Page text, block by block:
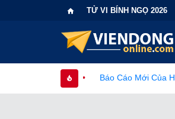
TỬ VI BÍNH NGỌ 2026
Báo Cáo Mới Của Hạ Viện Mỹ Và